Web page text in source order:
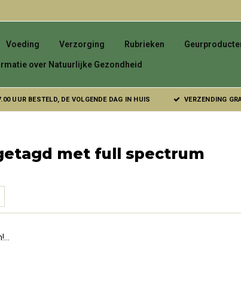
Voeding Verzorging Rubrieken
over Natuurlijke Gezondheid
UUR BESTELD, DE VOLGENDE DAG IN HUIS VERZENDING
met full spectrum